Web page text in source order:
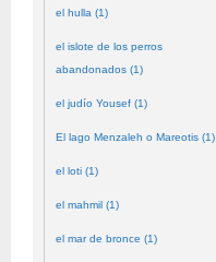
el hulla (1)
el islote de los perros
abandonados (1)
el judío Yousef (1)
El lago Menzaleh o Mareotis (1)
el loti (1)
el mahmil (1)
el mar de bronce (1)